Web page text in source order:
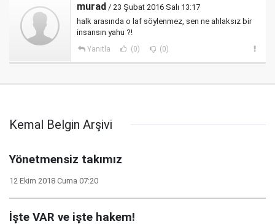
murad / 23 Şubat 2016 Salı 13:17
halk arasında o laf söylenmez, sen ne ahlaksız bir
insansın yahu ?!
Yanıtla (0) (0)
Kemal Belgin Arşivi
Yönetmensiz takımız
12 Ekim 2018 Cuma 07:20
İşte VAR ve işte hakem!